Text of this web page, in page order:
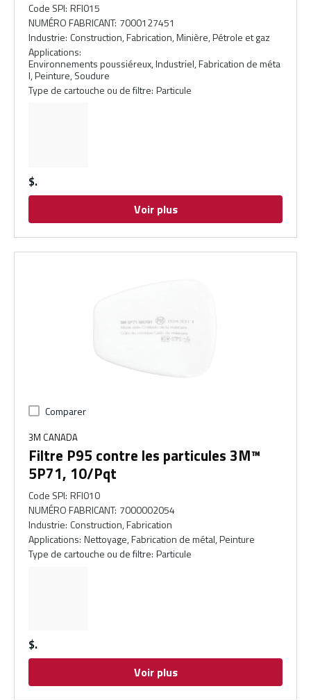
Code SPI: RFI015
NUMÉRO FABRICANT: 7000127451
Industrie: Construction, Fabrication, Minière, Pétrole et gaz
Applications:
Environnements poussiéreux, Industriel, Fabrication de méta
l, Peinture, Soudure
Type de cartouche ou de filtre: Particule
$
Voir plus
Comparer
3M CANADA
Filtre P95 contre les particules 3M™
5P71, 10/Pqt
Code SPI: RFI010
NUMÉRO FABRICANT: 7000002054
Industrie: Construction, Fabrication
Applications: Nettoyage, Fabrication de métal, Peinture
Type de cartouche ou de filtre: Particule
$
Voir plus